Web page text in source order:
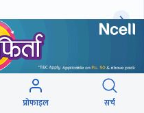
प्रधानमन्त्री, लाचार
प्रोफाइल सर्च